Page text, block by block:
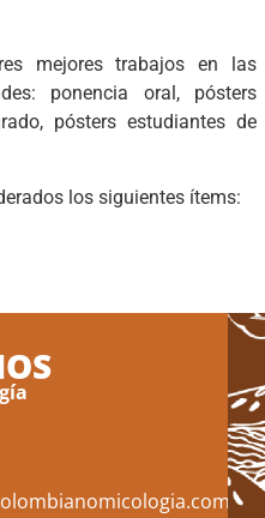
mejores trabajos en las
ponencia oral, pósters
pósters estudiantes de
los siguientes ítems: